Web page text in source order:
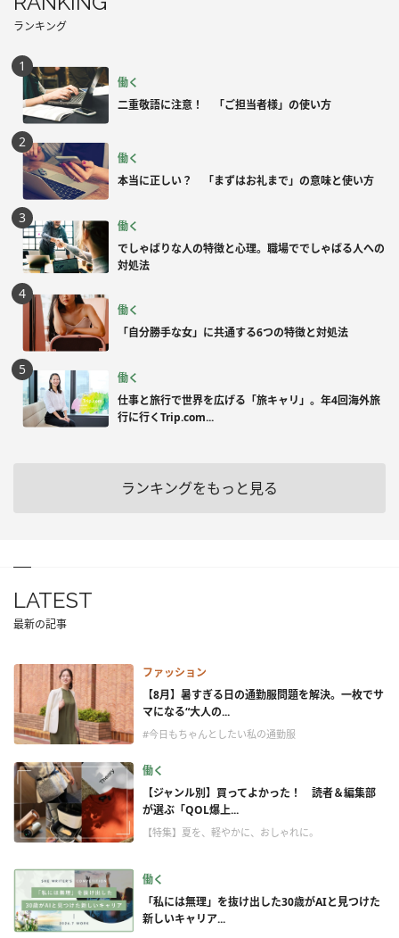
ランキング
働く
二重敬語に注意！ 「ご担当者様」の使い方
働く
本当に正しい？ 「まずはお礼まで」の意味と使い方
働く
でしゃばりな人の特徴と心理。職場ででしゃばる人への
対処法
働く
「自分勝手な女」に共通する6つの特徴と対処法
働く
仕事と旅行で世界を広げる「旅キャリ」。年4回海外旅
行に行くTrip.com...
ランキングをもっと見る
LATEST
最新の記事
ファッション
【8月】暑すぎる日の通勤服問題を解決。一枚でサ
マになる“大人の...
#今日もちゃんとしたい私の通勤服
働く
【ジャンル別】買ってよかった！ 読者＆編集部
が選ぶ「QOL爆上...
【特集】夏を、軽やかに、おしゃれに。
働く
「私には無理」を抜け出した30歳がAIと見つけた
新しいキャリア...